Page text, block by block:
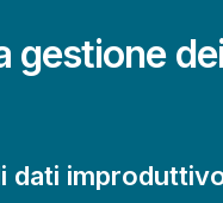
gestione
dati